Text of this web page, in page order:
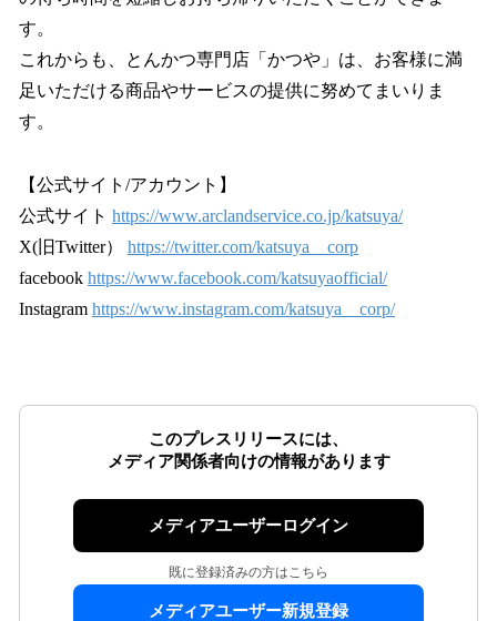
す。
これからも、とんかつ専⾨店「かつや」は、お客様に満
⾜いただける商品やサービスの提供に努めてまいりま
す。
【公式サイト/アカウント】
公式サイト https://www.arclandservice.co.jp/katsuya/
X(旧Twitter） https://twitter.com/katsuya__corp
facebook https://www.facebook.com/katsuyaofficial/
Instagram https://www.instagram.com/katsuya__corp/
このプレスリリースには、
メディア関係者向けの情報があります
メディアユーザーログイン
既に登録済みの方はこちら
メディアユーザー新規登録